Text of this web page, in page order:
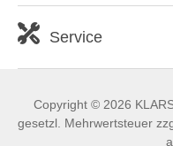
Service
Copyright © 2026
gesetzl. Mehrwertsteuer